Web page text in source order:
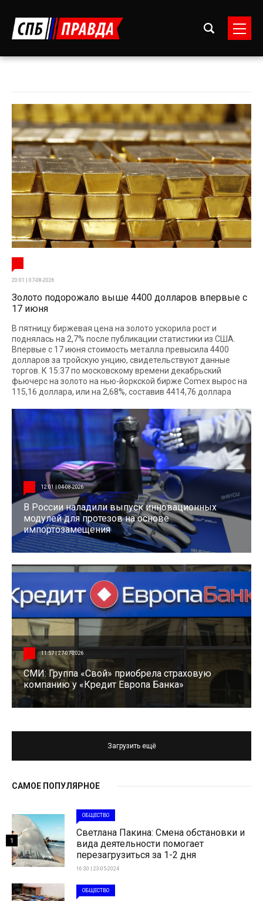
20:01 | 07-08-2026
Золото подорожало выше 4400 долларов впервые с
17 июня
В пятницу биржевая цена на золото ускорила рост и
поднялась на 2,7% после публикации статистики из США.
Впервые с 17 июня стоимость металла превысила 4400
долларов за тройскую унцию, свидетельствуют данные
торгов. К 15:37 по московскому времени декабрьский
фьючерс на золото на нью-йоркской бирже Comex вырос на
115,16 доллара, или на 2,68%, составив 4414,76 доллара
12:01 | 04-08-2026
В России наладили выпуск инновационных
модулей для протезов на основе
импортозамещения
11:57 | 27-07-2026
СМИ: Группа «Свой» приобрела страховую
компанию у «Кредит Европа Банка»
Загрузить ещё
САМОЕ ПОПУЛЯРНОЕ
ОБЩЕСТВО
Светлана Пакина: Смена обстановки и
вида деятельности помогает
перезагрузиться за 1-2 дня
16:30 | 23-05-2024
1
ОБЩЕСТВО